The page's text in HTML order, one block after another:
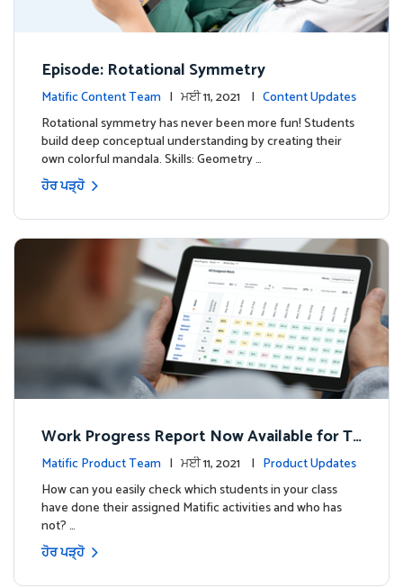
Episode: Rotational Symmetry
Matific Content Team | ਮਈ 11, 2021 | Content Updates
Rotational symmetry has never been more fun! Students
build deep conceptual understanding by creating their
own colorful mandala. Skills: Geometry …
ਹੋਰ ਪੜ੍ਹੋ
Work Progress Report Now Available for Te
achers
Matific Product Team | ਮਈ 11, 2021 | Product Updates
How can you easily check which students in your class
have done their assigned Matific activities and who has
not? …
ਹੋਰ ਪੜ੍ਹੋ